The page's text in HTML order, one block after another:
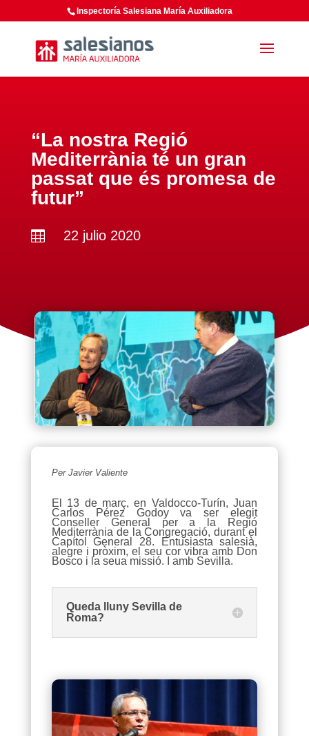
Inspectoría Salesiana María Auxiliadora
“La nostra Regió
Mediterrània té un gran
passat que és promesa de
futur”
 22 julio 2020
Per Javier Valiente
El 13 de març, en Valdocco-Turín, Juan
Carlos Pérez Godoy va ser elegit
Conseller General per a la Regió
Mediterrània de la Congregació, durant el
Capítol General 28. Entusiasta salesià,
alegre i pròxim, el seu cor vibra amb Don
Bosco i la seua missió. I amb Sevilla.
Queda lluny Sevilla de
Roma?